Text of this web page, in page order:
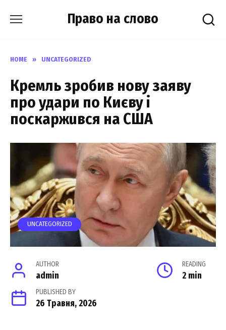
Право на слово
HOME » UNCATEGORIZED
Кремль зробив нову заяву
про удари по Києву і
поскаржuвся на США
UNCATEGORIZED
AUTHOR
admin
READING
2 min
PUBLISHED BY
26 Травня, 2026